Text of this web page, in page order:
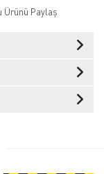
Ürünü Paylaş